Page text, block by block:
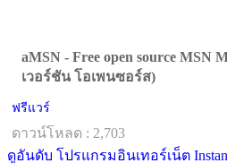
aMSN - Free open source MSN
เวอร์ชัน โอเพนซอร์ส)
ฟรีแวร์
ดาวน์โหลด : 2,703
ดูอันดับ โปรแกรมอินเทอร์เน็ต